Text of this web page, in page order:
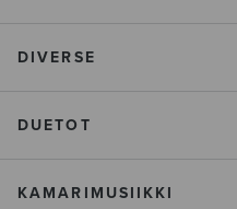
DIVERSE
DUETOT
KAMARIMUSIIKKI